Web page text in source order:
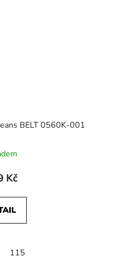
BELT 0560K-001
Kč
115